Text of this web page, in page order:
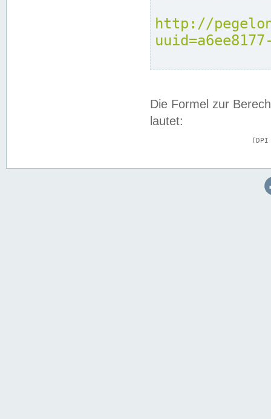
http://
Die Formel zur
lautet: